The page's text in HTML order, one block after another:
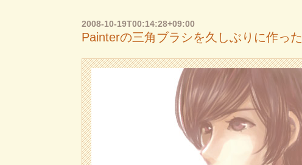
2008-10-19T00:14:28+09:00
Painterの三角ブラシを久しぶりに作った